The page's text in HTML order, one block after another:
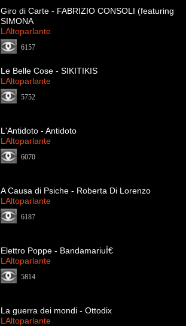
Giro di Carte - FABRIZIO CONSOLI (featuring
SIMONA
LAltoparlante
6157
Le Belle Cose - SIKITIKIS
LAltoparlante
5752
L'Antidoto - Antidoto
LAltoparlante
6070
A Causa di Psiche - Roberta Di Lorenzo
LAltoparlante
6187
Elettro Poppe - BandamariuÌ€
LAltoparlante
5814
La guerra dei mondi - Ottodix
LAltoparlante